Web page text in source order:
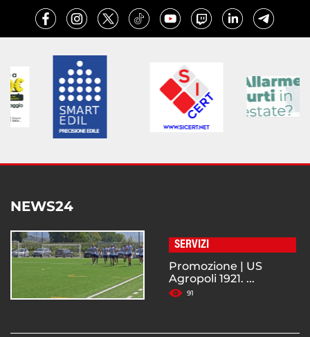
NEWS24
SERVIZI
Promozione | US
Agropoli 1921. ...
91